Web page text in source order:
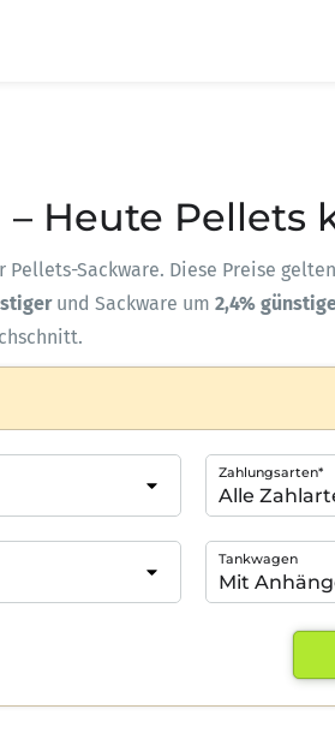
– Heute Pellets
Pellets-Sackware. Diese Preise
und Sackware um 2,4%
Zahlungsarten*
Tankwagen